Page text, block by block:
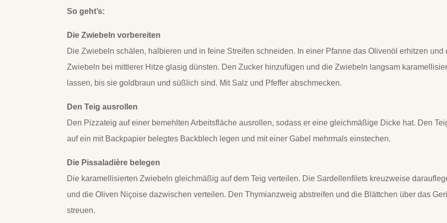
So geht’s:
Die Zwiebeln vorbereiten
Die Zwiebeln schälen, halbieren und in feine Streifen schneiden. In einer Pfanne das Olivenöl erhitzen und
Zwiebeln bei mittlerer Hitze glasig dünsten. Den Zucker hinzufügen und die Zwiebeln langsam
lassen, bis sie goldbraun und süßlich sind. Mit Salz und Pfeffer abschmecken.
Den Teig ausrollen
Den Pizzateig auf einer bemehlten Arbeitsfläche ausrollen, sodass er eine gleichmäßige Dicke hat. Den
auf ein mit Backpapier belegtes Backblech legen und mit einer Gabel mehrmals einstechen.
Die Pissaladière belegen
Die karamellisierten Zwiebeln gleichmäßig auf dem Teig verteilen. Die Sardellenfilets kreuzweise
und die Oliven Niçoise dazwischen verteilen. Den Thymianzweig abstreifen und die Blättchen über das
streuen.